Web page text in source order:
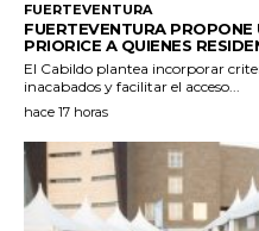
FUERTEVENTURA
FUERTEVENTURA
PRIORICE A QUIENES
El Cabildo plantea incorporar
inacabados y facilitar el acceso...
hace 17 horas